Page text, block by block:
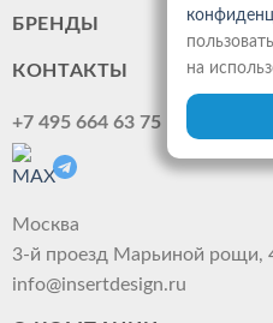
БРЕНДЫ
КОНТАКТЫ
+7 495 664 63 75
Москва
3-й проезд Марьиной рощи,
info@insertdesign.ru
на